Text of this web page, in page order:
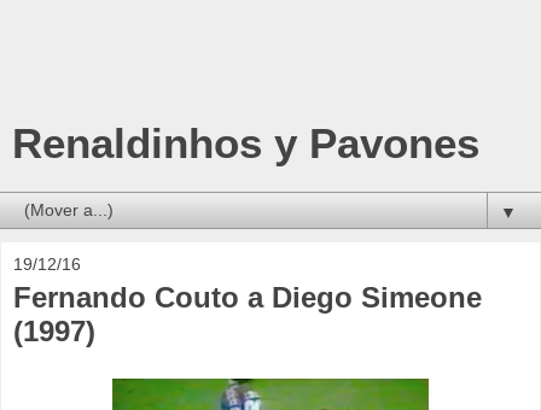
Renaldinhos y Pavones
▼
19/12/16
Fernando Couto a Diego Simeone
(1997)